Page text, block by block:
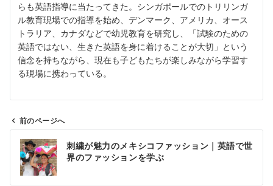
らも英語指導に当たってきた。シンガポールでのトリリンガ
ル教育現場での指導を始め、デンマーク、アメリカ、オース
トラリア、カナダなどで幼児教育を研究し、「試験のための
英語ではない、生きた英語を身に着けることが大切」という
信念を持ちながら、現在も子どもたちが楽しみながら学習す
る現場に携わっている。
前のページへ
刺繍が魅力のメキシコファッション｜英語で世
界のファッションを学ぶ